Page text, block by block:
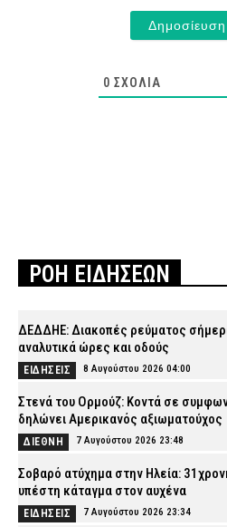
0 ΣΧΌΛΙΑ
ΡΟΗ ΕΙΔΗΣΕΩΝ
ΔΕΔΔΗΕ: Διακοπές ρεύματος
αναλυτικά ώρες και οδούς
ΕΙΔΗΣΕΙΣ 8 Αυγούστου 2026 04:00
Στενά του Ορμούζ: Κοντά σε
δηλώνει Αμερικανός αξιωματούχος
ΔΙΕΘΝΗ 7 Αυγούστου 2026 23:48
Σοβαρό ατύχημα στην Ηλεία:
υπέστη κάταγμα στον αυχένα
ΕΙΔΗΣΕΙΣ 7 Αυγούστου 2026 23:34